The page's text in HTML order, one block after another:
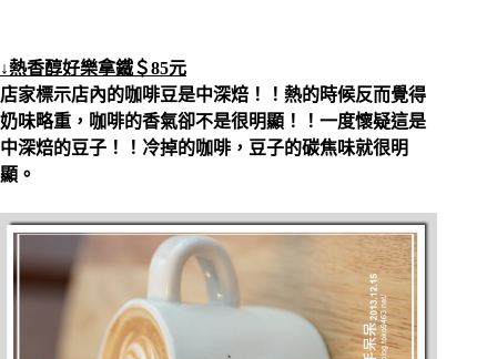
↓熱香醇好樂拿鐵＄85元
店家標示店內的咖啡豆是中深焙！！熱的時候反而覺得
奶味略重，咖啡的香氣卻不是很明顯！！一度懷疑這是
中深焙的豆子！！冷掉的咖啡，豆子的碳焦味就很明
顯。